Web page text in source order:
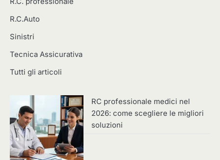
R.C.Auto
Sinistri
Tecnica Assicurativa
Tutti gli articoli
RC professionale medici nel
2026: come scegliere le migliori
soluzioni